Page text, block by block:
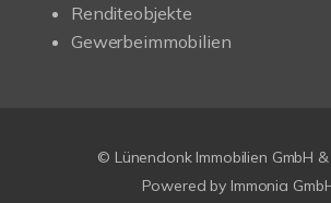
Renditeobjekte
Gewerbeimmobilien
© Lünendonk Immobilien GmbH &
Powered by Immonia